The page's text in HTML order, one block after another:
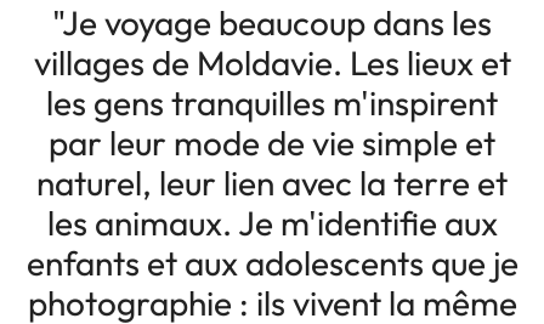
"Je voyage beaucoup dans les
villages de Moldavie. Les lieux et
les gens tranquilles m'inspirent
par leur mode de vie simple et
naturel, leur lien avec la terre et
les animaux. Je m'identifie aux
enfants et aux adolescents que je
photographie : ils vivent la même